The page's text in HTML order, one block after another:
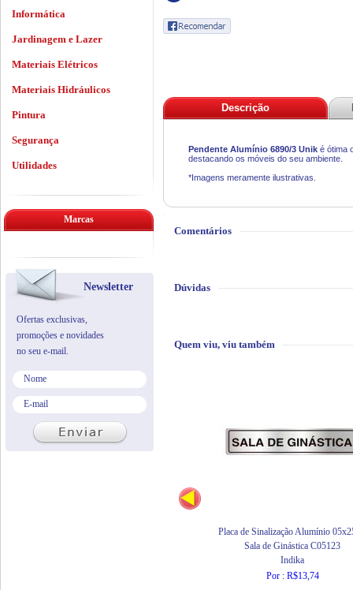
Descrição
Pendente Alumínio 6890/3 Unik é ótima
destacando os móveis do seu ambiente.
*Imagens meramente ilustrativas.
Comentários
Dúvidas
Quem viu, viu também
Placa de Sinalização Alumínio
Sala de Ginástica C05123
Indika
Por : R$13,74
Informática
Jardinagem e Lazer
Materiais Elétricos
Materiais Hidráulicos
Pintura
Segurança
Utilidades
Marcas
Newsletter
Ofertas exclusivas,
promoções e novidades
no seu e-mail.